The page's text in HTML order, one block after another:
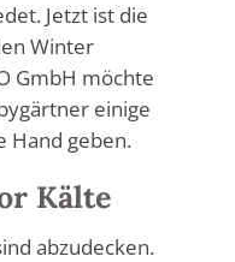
Jetzt ist die
Winter
GmbH möchte
einige
Hand geben.
Kälte
abzudecken.